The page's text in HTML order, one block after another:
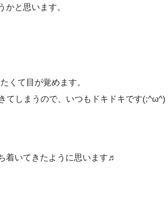
と思います。
くて目が覚めます。
てしまうので、いつもドキドキです(;^ω^)
着いてきたように思います♬